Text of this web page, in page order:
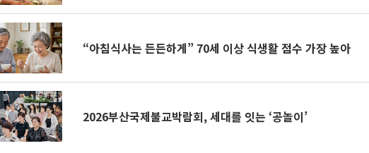
“아침식사는 든든하게” 70세 이상 식생활 점수 가장 높아
2026부산국제불교박람회, 세대를 잇는 ‘공놀이’